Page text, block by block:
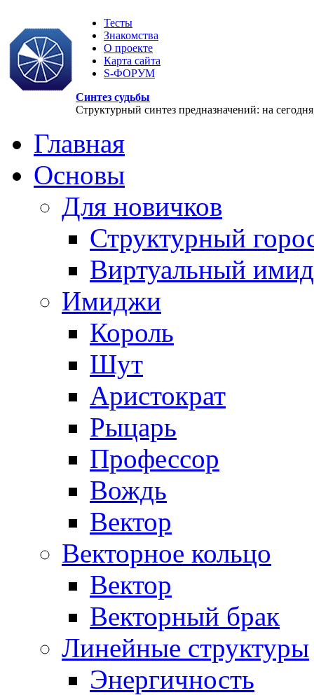
Тесты
Знакомства
О проекте
Карта сайта
S-ФОРУМ
Синтез судьбы
Структурный синтез предназначений: на
Главная
Основы
Для новичков
Структурный
Виртуальный
Имиджи
Король
Шут
Аристократ
Рыцарь
Профессор
Вождь
Вектор
Векторное кольцо
Вектор
Векторный брак
Линейные структуры
Энергичность